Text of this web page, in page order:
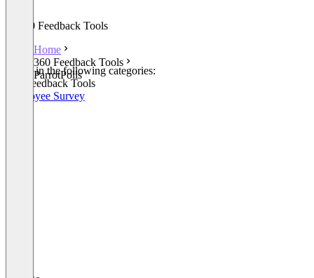
360 Feedback Tools
Home
360 Feedback Tools
ParrotPolls
Listed in the following categories:
360 Feedback Tools
Employee Survey